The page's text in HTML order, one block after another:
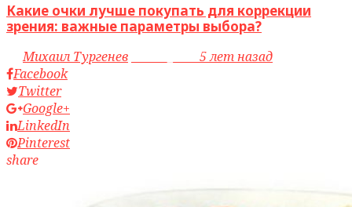
Какие очки лучше покупать для коррекции
зрения: важные параметры выбора?
byМихаил Тургенев
5 лет назад
Facebook
Twitter
Google+
LinkedIn
Pinterest
share